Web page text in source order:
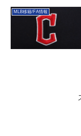
MLB移籍/FA情報